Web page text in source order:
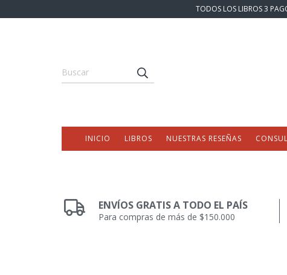
TODOS LOS LIBROS 3
INICIO LIBROS NUESTRAS RESEÑAS
ENVÍOS GRATIS A TODO EL PAÍS
Para compras de más de $150.000